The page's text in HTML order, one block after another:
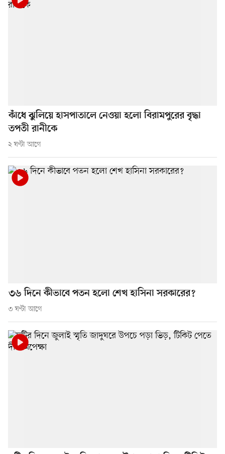
কাঁধে ঝুলিয়ে হাসপাতালে নেওয়া হলো বিরামপুরের বৃদ্ধা
তপতী রানীকে
২ ঘণ্টা আগে
৩৬ দিনে কীভাবে পতন হলো শেখ হাসিনা সরকারের?
৩ ঘণ্টা আগে